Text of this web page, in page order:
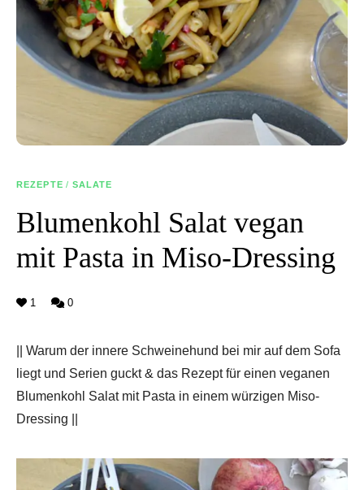
REZEPTE / SALATE
Blumenkohl Salat vegan
mit Pasta in Miso-Dressing
1 0
|| Warum der innere Schweinehund bei mir auf dem Sofa
liegt und Serien guckt & das Rezept für einen veganen
Blumenkohl Salat mit Pasta in einem würzigen Miso-
Dressing ||